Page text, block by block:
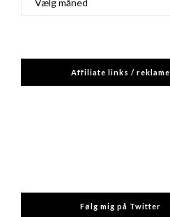
Affiliate links / reklame
Følg mig på Twitter